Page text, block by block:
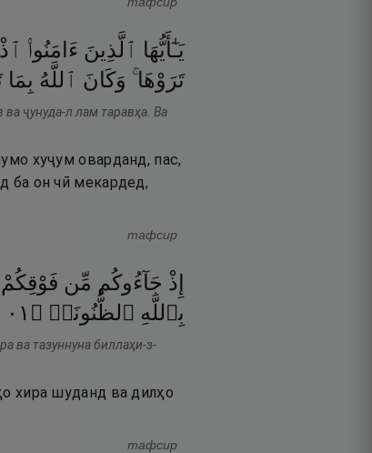
يَـٰٓأَيُّهَا ٱلَّذِينَ ءَامَنُوا۟
تَرَوْهَا ۚ وَكَانَ ٱللَّهُ بِمَا
ҷунуда-л лам таравҳа. Ва
хуҷум оварданд, пас,
ба он чӣ мекардед,
тафсир
إِذْ جَآءُوكُم مِّن فَوْقِكُمْ
بِٱللَّهِ ٱلظُّنُونَا۠ ۝ ١٠
ва тазуннуна биллаҳи-з-
хира шуданд ва дилҳо
тафсир